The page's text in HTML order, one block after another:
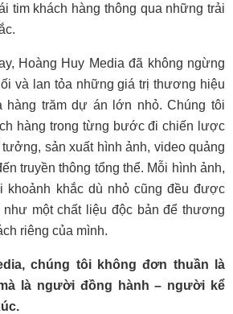
tim khách hàng thông qua những trải
Hoàng Huy Media đã không ngừng
và lan tỏa những giá trị thương hiệu
hàng trăm dự án lớn nhỏ. Chúng tôi
hàng trong từng bước đi chiến lược
sản xuất hình ảnh, video quảng
truyền thông tổng thể. Mỗi hình ảnh,
khoảnh khắc dù nhỏ cũng đều được
như một chất liệu độc bản để thương
riêng của mình.
chúng tôi không đơn thuần là
là người đồng hành – người kể